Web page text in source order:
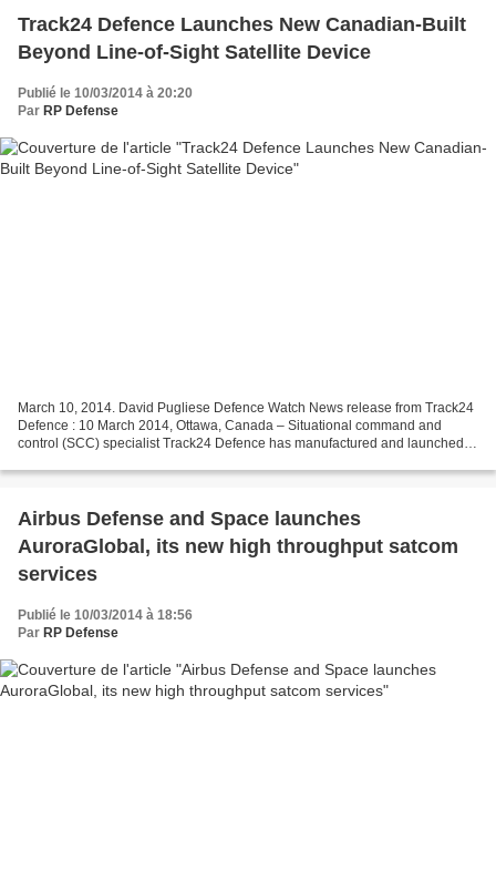
Track24 Defence Launches New Canadian-Built
Beyond Line-of-Sight Satellite Device
Publié le 10/03/2014 à 20:20
Par RP Defense
March 10, 2014. David Pugliese Defence Watch News release from Track24
Defence : 10 March 2014, Ottawa, Canada – Situational command and
control (SCC) specialist Track24 Defence has manufactured and launched a
Airbus Defense and Space launches
AuroraGlobal, its new high throughput satcom
services
Publié le 10/03/2014 à 18:56
Par RP Defense